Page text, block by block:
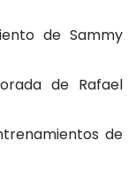
de Sammy
de Rafael
de